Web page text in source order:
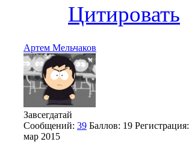
Цитировать
Артем Мельчаков
Завсегдатай
Сообщений: 39 Баллов: 19 Регистрация:
мар 2015